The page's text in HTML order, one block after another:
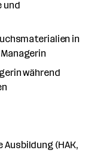
und
in
während
(HAK,